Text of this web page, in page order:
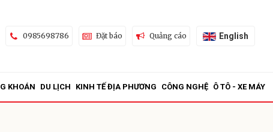
0985698786 Đặt báo Quảng cáo English
KHOÁN DU LỊCH KINH TẾ ĐỊA PHƯƠNG CÔNG NGHỆ Ô TÔ - XE MÁY